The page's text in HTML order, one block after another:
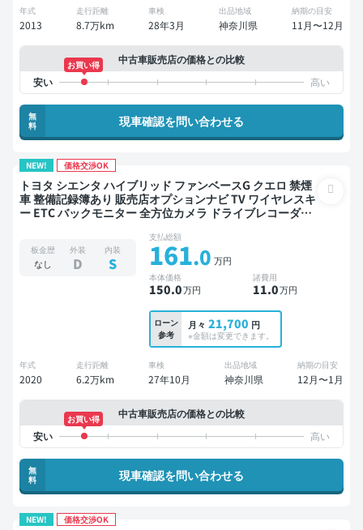
年式
2013
走行距離
8.7万km
車検
28年3月
出品地域
神奈川県
納期の目安
11月〜12月
中古車販売店の価格との比較
お買い得
無
料
現車確認を問い合わせる
NEW! 価格交渉OK
トヨタ シエンタ ハイブリッド ファンベースG クエロ 禁煙
車 整備記録簿あり 販売店オプションナビ TV ワイヤレスキ
ー ETC バックモニター 全方位カメラ ドライブレコーダー
板金歴
なし
外装
D
内装
S
支払総額
161.0 万円
本体価格
150.0万円
諸費用
11.0万円
ローン
参考
月々 21,700 円
※金額は変更できます。
年式
2020
走行距離
6.2万km
車検
27年10月
出品地域
神奈川県
納期の目安
12月〜1月
中古車販売店の価格との比較
お買い得
無
料
現車確認を問い合わせる
NEW! 価格交渉OK